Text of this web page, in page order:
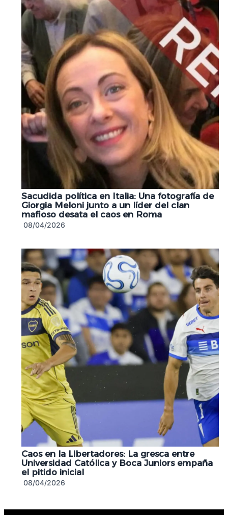
Sacudida política en Italia: Una fotografía de
Giorgia Meloni junto a un líder del clan
mafioso desata el caos en Roma
08/04/2026
Caos en la Libertadores: La gresca entre
Universidad Católica y Boca Juniors empaña
el pitido inicial
08/04/2026